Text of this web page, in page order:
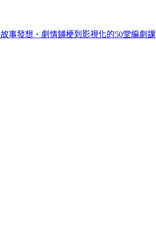
事發想、劇情鋪梗到影視化的50堂編劇課